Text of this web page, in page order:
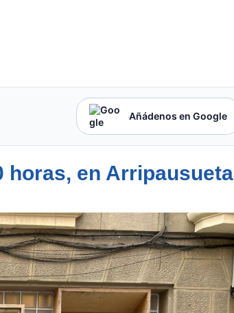
Añádenos en Google
horas, en Arripausueta